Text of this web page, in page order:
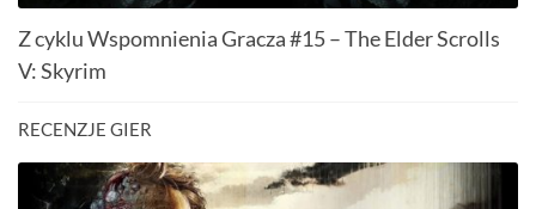
Z cyklu Wspomnienia Gracza #15 – The Elder Scrolls
V: Skyrim
RECENZJE GIER